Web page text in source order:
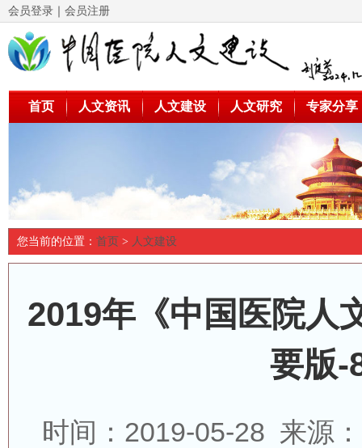
会员登录 ｜ 会员注册
首页 人文资讯 人文建设 人文研究 专家分享
您当前的位置： 首页 > 人文建设
2019年《中国医院人
要版-
时间：2019-05-28 来源